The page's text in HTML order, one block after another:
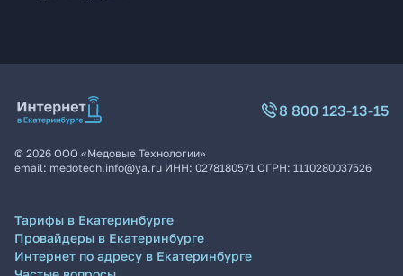
8 800 123-13-15
© 2026 ООО «Медовые Технологии»
email: medotech.info@ya.ru ИНН: 0278180571 ОГРН: 1110280037526
Тарифы в Екатеринбурге
Провайдеры в Екатеринбурге
Интернет по адресу в Екатеринбурге